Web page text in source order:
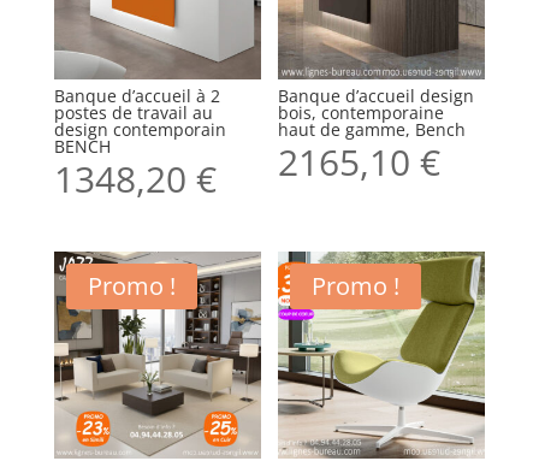
Banque d’accueil à 2
postes de travail au
design contemporain
BENCH
1348,20 €
Banque d’accueil design
bois, contemporaine
haut de gamme, Bench
2165,10€
Promo ! Promo !